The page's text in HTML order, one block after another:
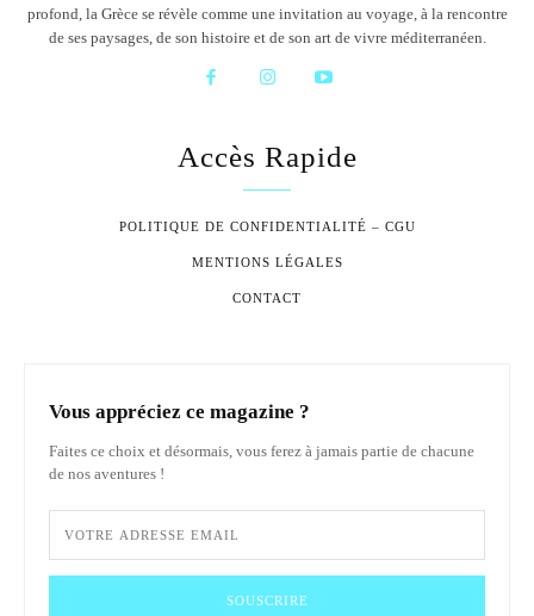
profond, la Grèce se révèle comme une invitation au voyage, à la rencontre
de ses paysages, de son histoire et de son art de vivre méditerranéen.
Accès Rapide
POLITIQUE DE CONFIDENTIALITÉ – CGU
MENTIONS LÉGALES
CONTACT
Vous appréciez ce magazine ?
Faites ce choix et désormais, vous ferez à jamais partie de chacune
de nos aventures !
SOUSCRIRE